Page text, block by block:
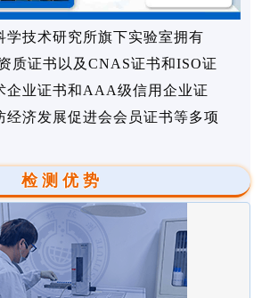
学技术研究所旗下实验室拥有
质证书以及CNAS证书和ISO证
企业证书和AAA级信用企业证
经济发展促进会会员证书等多项
检测优势